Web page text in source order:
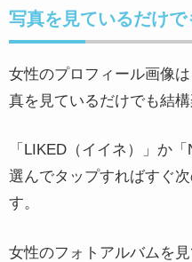
写真を見ているだけで
女性のプロフィール画像
真を見ているだけでも結構
「LIKED（イイネ）」か
選んでタップすればすぐ
す。
女性のフォトアルバムを